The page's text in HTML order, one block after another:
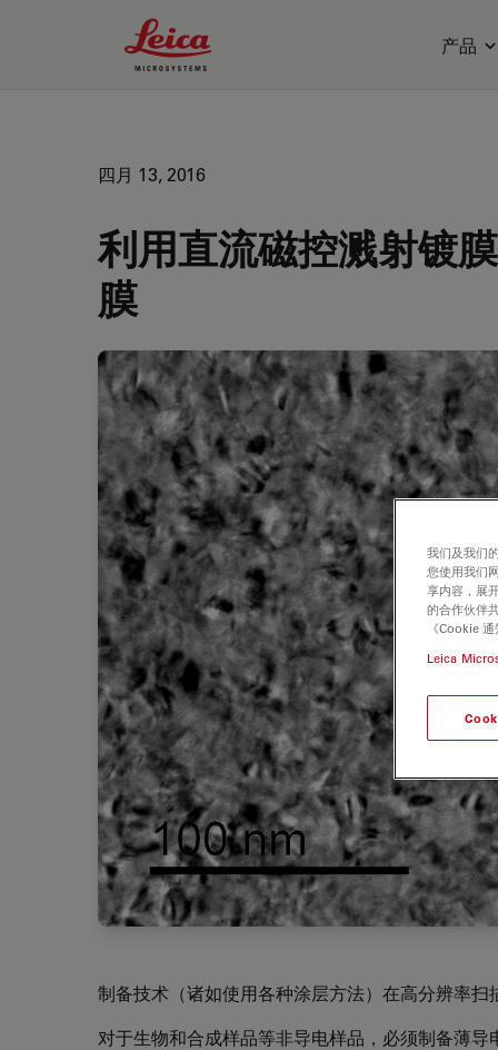
Leica Microsystems Logo
产品
四月 13, 2016
利用直流磁控溅射镀
膜
制备技术（诸如使用各种涂层方法）在高分辨率
对于生物和合成样品等非导电样品，必须制备薄导
我们及我们
您使用我们
享内容，展
的合作伙伴
《Cookie
Leica